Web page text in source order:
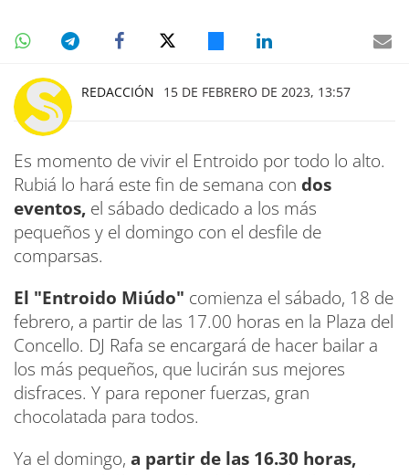
REDACCIÓN 15 DE FEBRERO DE 2023, 13:57
Es momento de vivir el Entroido por todo lo alto.
Rubiá lo hará este fin de semana con dos
eventos, el sábado dedicado a los más
pequeños y el domingo con el desfile de
comparsas.
El "Entroido Miúdo" comienza el sábado, 18 de
febrero, a partir de las 17.00 horas en la Plaza del
Concello. DJ Rafa se encargará de hacer bailar a
los más pequeños, que lucirán sus mejores
disfraces. Y para reponer fuerzas, gran
chocolatada para todos.
Ya el domingo, a partir de las 16.30 horas,